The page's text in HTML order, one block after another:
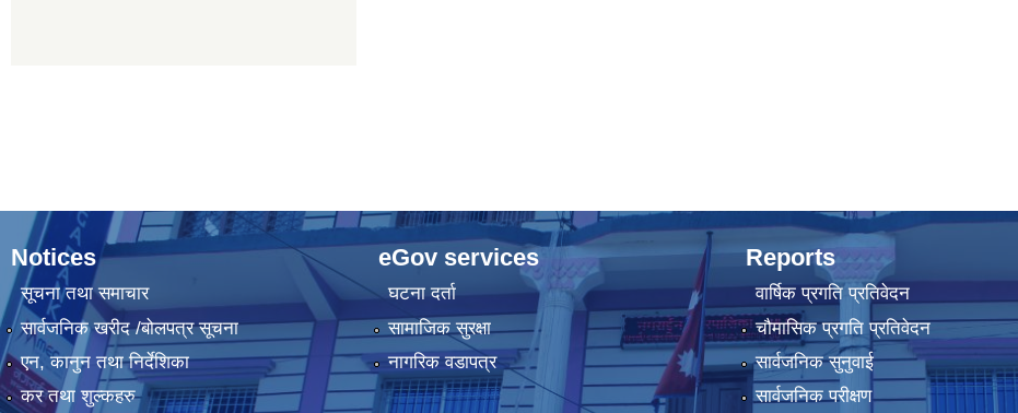
Notices
सूचना तथा समाचार
सार्वजनिक खरीद /बोलपत्र सूचना
एन, कानुन तथा निर्देशिका
कर तथा शुल्कहरु
eGov services
घटना दर्ता
सामाजिक सुरक्षा
नागरिक वडापत्र
Reports
वार्षिक प्रगति प्रतिवेदन
चौमासिक प्रगति प्रतिवेदन
सार्वजनिक सुनुवाई
सार्वजनिक परीक्षण